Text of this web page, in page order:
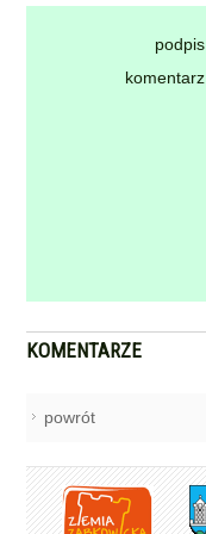
podpis
komentarz
KOMENTARZE
powrót